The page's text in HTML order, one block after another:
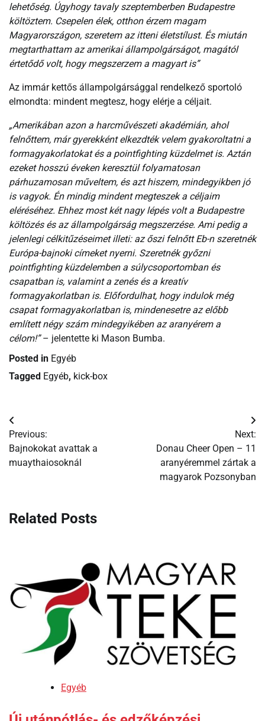
lehetőség. Úgyhogy tavaly szeptemberben Budapestre
költöztem. Csepelen élek, otthon érzem magam
Magyarországon, szeretem az itteni életstílust. És miután
megtarthattam az amerikai állampolgárságot, magától
értetődő volt, hogy megszerzem a magyart is”
Az immár kettős állampolgársággal rendelkező sportoló
elmondta: mindent megtesz, hogy elérje a céljait.
„Amerikában azon a harcművészeti akadémián, ahol
felnőttem, már gyerekként elkezdték velem gyakoroltatni a
formagyakorlatokat és a pointfighting küzdelmet is. Aztán
ezeket hosszú éveken keresztül folyamatosan
párhuzamosan műveltem, és azt hiszem, mindegyikben jó
is vagyok. Én mindig mindent megteszek a céljaim
eléréséhez. Ehhez most két nagy lépés volt a Budapestre
költözés és az állampolgárság megszerzése. Ami pedig a
jelenlegi célkitűzéseimet illeti: az őszi felnőtt Eb-n szeretnék
Európa-bajnoki címeket nyerni. Szeretnék győzni
pointfighting küzdelemben a súlycsoportomban és
csapatban is, valamint a zenés és a kreatív
formagyakorlatban is. Előfordulhat, hogy indulok még
csapat formagyakorlatban is, mindenesetre az előbb
említett négy szám mindegyikében az aranyérem a
célom!”– jelentette ki Mason Bumba.
Posted in Egyéb
Tagged Egyéb, kick-box
Bejegyzés
navigáció
Previous:
Bajnokokat avattak a
muaythaiosoknál
Next:
Donau Cheer Open – 11
aranyéremmel zártak a
magyarok Pozsonyban
Related Posts
Egyéb